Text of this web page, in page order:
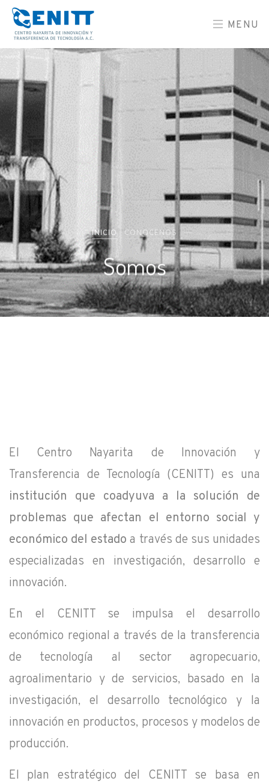
MENU
INICIO CONOCENOS
Somos
El Centro Nayarita de Innovación y
Transferencia de Tecnología (CENITT) es una
institución que coadyuva a la solución de
problemas que afectan el entorno social y
económico del estadoa través de sus unidades
especializadas en investigación, desarrollo e
innovación.
En el CENITT se impulsa el desarrollo
económico regional a través de la transferencia
de tecnología al sector agropecuario,
agroalimentario y de servicios, basado en la
investigación, el desarrollo tecnológico y la
innovación en productos, procesos y modelos de
producción.
El plan estratégico del CENITT se basa en